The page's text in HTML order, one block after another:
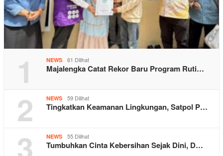
1 NEWS 61 Dilihat
Majalengka Catat Rekor Baru Program Ruti…
2 NEWS 59 Dilihat
Tingkatkan Keamanan Lingkungan, Satpol P…
3 NEWS 55 Dilihat
Tumbuhkan Cinta Kebersihan Sejak Dini, D…